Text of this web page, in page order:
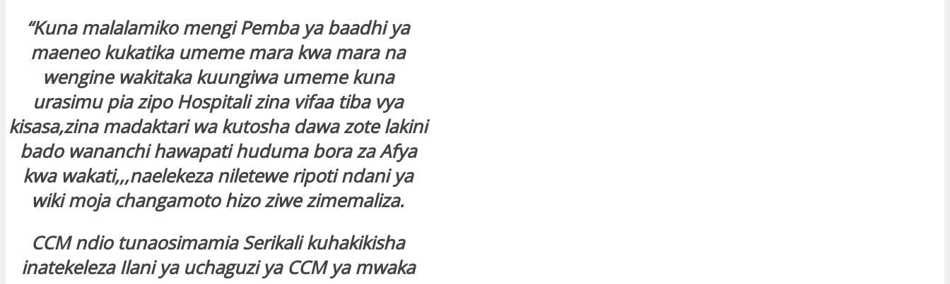
“Kuna malalamiko mengi Pemba ya baadhi ya
maeneo kukatika umeme mara kwa mara na
wengine wakitaka kuungiwa umeme kuna
urasimu pia zipo Hospitali zina vifaa tiba vya
kisasa,zina madaktari wa kutosha dawa zote lakini
bado wananchi hawapati huduma bora za Afya
kwa wakati,,,naelekeza niletewe ripoti ndani ya
wiki moja changamoto hizo ziwe zimemaliza.
CCM ndio tunaosimamia Serikali kuhakikisha
inatekeleza Ilani ya uchaguzi ya CCM ya mwaka